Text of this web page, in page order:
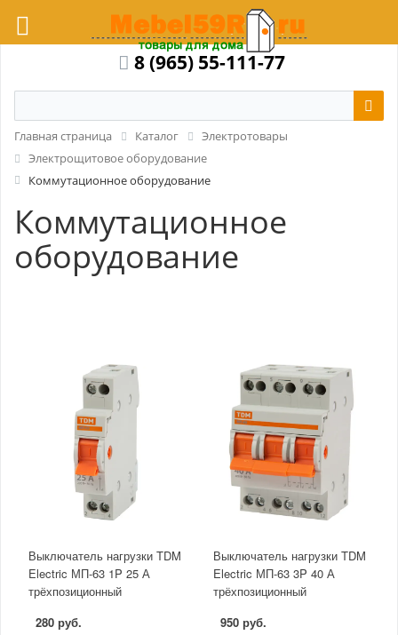
8 (965) 55-111-77
Главная страница Каталог
Электротовары
Электрощитовое оборудование
Коммутационное оборудование
Коммутационное
оборудование
Выключатель нагрузки TDM
Electric МП-63 1P 25 А
трёхпозиционный
280 руб.
Выключатель нагрузки TDM
Electric МП-63 3P 40 А
трёхпозиционный
950 руб.